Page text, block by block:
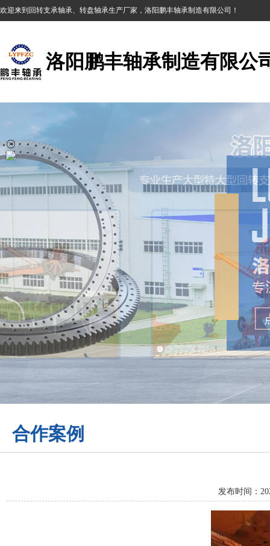
欢迎来到回转支承轴承、转盘轴承生产厂家，洛阳鹏丰轴承制造有限公司！
洛阳鹏丰轴承制造有限公
合作案例
发布时间：